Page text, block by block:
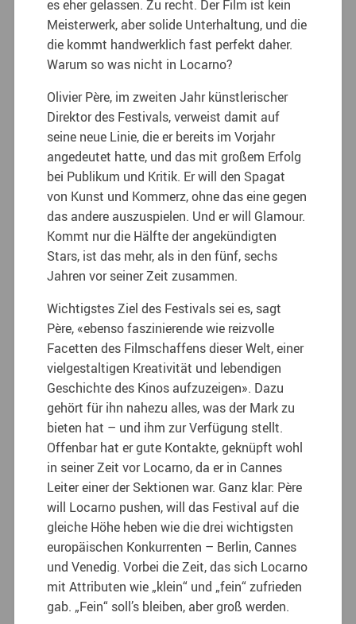
es eher gelassen. Zu recht. Der Film ist kein
Meisterwerk, aber solide Unterhaltung, und die
die kommt handwerklich fast perfekt daher.
Warum so was nicht in Locarno?
Olivier Père, im zweiten Jahr künstlerischer
Direktor des Festivals, verweist damit auf
seine neue Linie, die er bereits im Vorjahr
angedeutet hatte, und das mit großem Erfolg
bei Publikum und Kritik. Er will den Spagat
von Kunst und Kommerz, ohne das eine gegen
das andere auszuspielen. Und er will Glamour.
Kommt nur die Hälfte der angekündigten
Stars, ist das mehr, als in den fünf, sechs
Jahren vor seiner Zeit zusammen.
Wichtigstes Ziel des Festivals sei es, sagt
Père, «ebenso faszinierende wie reizvolle
Facetten des Filmschaffens dieser Welt, einer
vielgestaltigen Kreativität und lebendigen
Geschichte des Kinos aufzuzeigen». Dazu
gehört für ihn nahezu alles, was der Mark zu
bieten hat – und ihm zur Verfügung stellt.
Offenbar hat er gute Kontakte, geknüpft wohl
in seiner Zeit vor Locarno, da er in Cannes
Leiter einer der Sektionen war. Ganz klar: Père
will Locarno pushen, will das Festival auf die
gleiche Höhe heben wie die drei wichtigsten
europäischen Konkurrenten – Berlin, Cannes
und Venedig. Vorbei die Zeit, das sich Locarno
mit Attributen wie „klein“ und „fein“ zufrieden
gab. „Fein“ soll’s bleiben, aber groß werden.